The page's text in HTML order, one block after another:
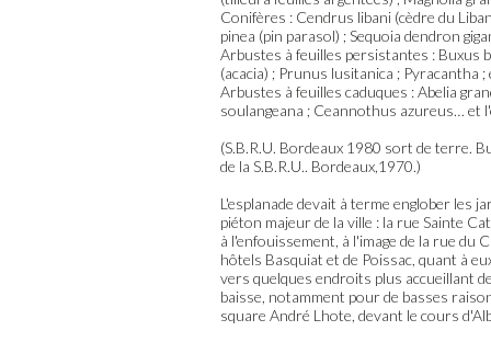
Conifères : Cendrus libani (cèdre du
pinea (pin parasol) ; Sequoia dendron
Arbustes à feuilles persistantes : Buxus
(acacia) ; Prunus lusitanica ; Pyracantha ;
Arbustes à feuilles caduques : Abelia
soulangeana ; Ceannothus azureus… et
(S.B.R.U. Bordeaux 1980 sort de terre.
de la S.B.R.U.. Bordeaux,1970.)
L'esplanade devait à terme englober les
piéton majeur de la ville : la rue Sainte
à l'enfouissement, à l'image de la rue du
hôtels Basquiat et de Poissac, quant à
vers quelques endroits plus accueillant
baisse, notamment pour de basses
square André Lhote, devant le cours